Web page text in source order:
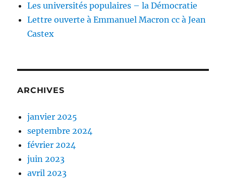
Les universités populaires – la Démocratie
Lettre ouverte à Emmanuel Macron cc à Jean
Castex
ARCHIVES
janvier 2025
septembre 2024
février 2024
juin 2023
avril 2023